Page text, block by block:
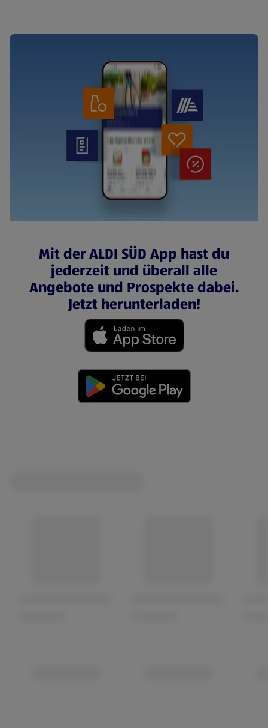
Mit der ALDI SÜD App hast du
jederzeit und überall alle
Angebote und Prospekte dabei.
Jetzt herunterladen!